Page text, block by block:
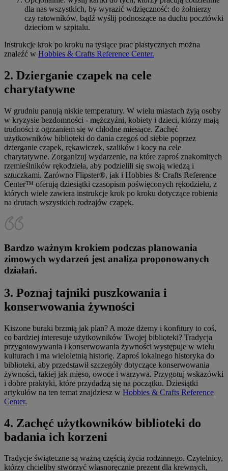
dla nas wszystkich, by wyrazić wdzięczność: do żołnierzy
czy ratowników, bądź wyślij podnoszące na duchu pocztówki
dzieciom w szpitalu.
Instrukcje krok po kroku na tysiące prac plastycznych można
znaleźć w Hobbies & Crafts Reference Center.
2. Dzierganie czapek na cele
charytatywne
W grudniu panują niskie temperatury. W wielu miastach żyją osoby
w kryzysie bezdomności - mężczyźni, kobiety i dzieci, którzy mają
trudności z ogrzaniem się w chłodne miesiące. Zachęć
użytkowników biblioteki do dania czegoś od siebie poprzez
dzierganie czapek, rękawiczek, szalików i kocy na cele
charytatywne. Zorganizuj wydarzenie, na które zaproś znakomitych
rzemieślników rękodzieła, aby podzielili się swoją wiedzą i
sztuczkami. Zarówno Flipster®, jak i Hobbies & Crafts Reference
Center™ oferują dziesiątki czasopism poświęconych rękodziełu, z
których wiele zawiera instrukcje krok po kroku dotyczące robienia
na drutach wszystkich rodzajów czapek.
Bardzo ważnym krokiem podczas planowania
zimowych wydarzeń jest analiza proponowanych
działań.
3. Poznaj tajniki puszkowania i
konserwowania żywności
Kiszone buraki brzmią jak plan? A może dżemy i konfitury to coś,
co bardziej interesuje użytkowników Twojej biblioteki? Tradycja
przygotowywania i konserwowania żywności występuje w wielu
kulturach i ma wieloletnią historię. Zaproś lokalnego historyka do
biblioteki, aby przedstawił szczegóły dotyczące konserwowania
żywności, takiej jak mięso, owoce i warzywa. Przygotuj wskazówki
i dobre praktyki, które przydadzą się na początku. Dziesiątki
artykułów na ten temat znajdziesz w Hobbies & Crafts Reference
Center.
4. Zachęć użytkowników biblioteki do
badania ich korzeni
Tradycje świąteczne są ważną częścią życia rodzinnego. Czytelnicy,
którzy chcieliby stworzyć własnoręcznie prezent dla krewnych,